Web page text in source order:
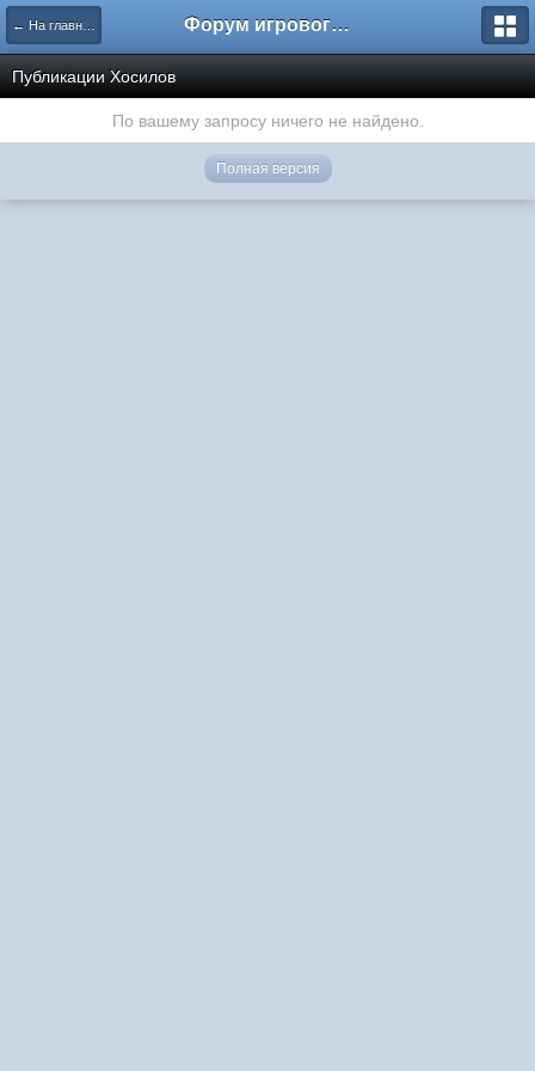
← На главную Форум игрового проекта Riverrise
Публикации Хосилов
По вашему запросу ничего не найдено.
Полная версия